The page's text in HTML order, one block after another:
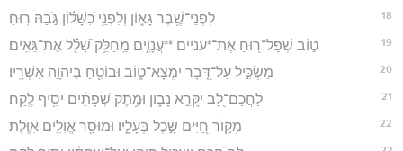
18 לִפְנֵי־שֶׁ֥בֶר גָּא֑וֹן וְלִפְנֵ֥י כִ֝שָּׁל֗וֹן גֹּ֣בַהּ רֽוּחַ׃
19 ט֣וֹב שְׁפַל־ר֭וּחַ אֶת־*עניים **עֲנָוִ֑ים מֵֽחַלֵּ֥ק שָׁ֝לָ֗ל אֶת־גֵּאִֽים׃
20 מַשְׂכִּ֣יל עַל־דָּ֭בָר יִמְצָא־ט֑וֹב וּבוֹטֵ֖חַ בַּיהוָ֣ה אַשְׁרָֽיו׃
21 לַחֲכַם־לֵ֭ב יִקָּרֵ֣א נָב֑וֹן וּמֶ֥תֶק שְׂ֝פָתַ֗יִם יֹסִ֥יף לֶֽקַח׃
22 מְק֣וֹר חַ֭יִּים שֵׂ֣כֶל בְּעָלָ֑יו וּמוּסַ֖ר אֱוִלִ֣ים אִוֶּֽלֶת׃